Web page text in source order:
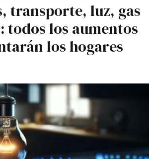
transporte, luz, gas
todos los aumentos
los hogares